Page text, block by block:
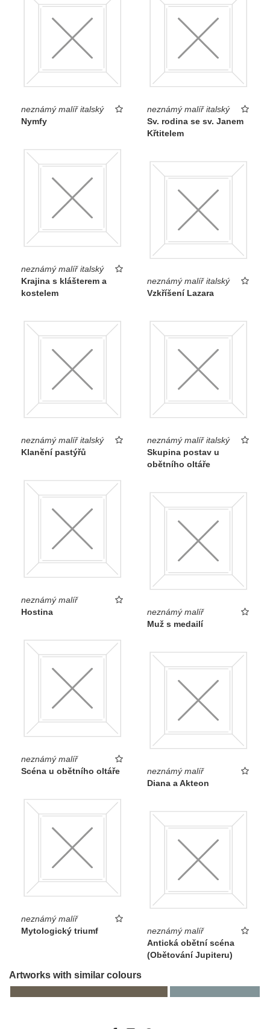
neznámý malíř italský
Nymfy
neznámý malíř italský
Sv. rodina se sv. Janem
Křtitelem
neznámý malíř italský
Krajina s klášterem a
kostelem
neznámý malíř italský
Vzkříšení Lazara
neznámý malíř italský
Klanění pastýřů
neznámý malíř italský
Skupina postav u
obětního oltáře
neznámý malíř
Hostina
neznámý malíř
Muž s medailí
neznámý malíř
Scéna u obětního oltáře
neznámý malíř
Diana a Akteon
neznámý malíř
Mytologický triumf
neznámý malíř
Antická obětní scéna
(Obětování Jupiteru)
Artworks with similar colours